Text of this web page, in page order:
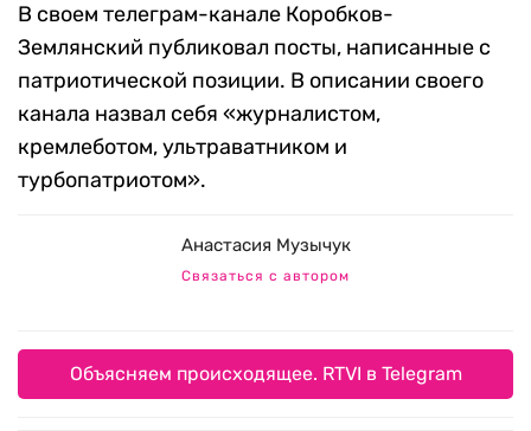
В своем телеграм-канале Коробков-
Землянский публиковал посты, написанные с
патриотической позиции. В описании своего
канала назвал себя «журналистом,
кремлеботом, ультраватником и
турбопатриотом».
Анастасия Музычук
Связаться с автором
Объясняем происходящее. RTVI в Telegram